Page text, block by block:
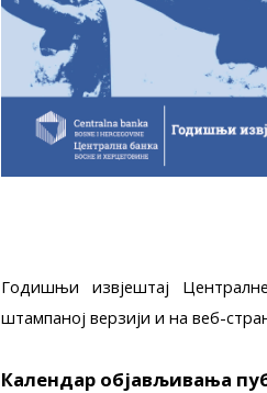
Годишњи извјештај
штампаној верзији и на веб-
Календар објављивања